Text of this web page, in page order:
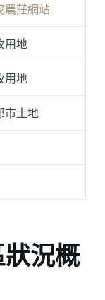
農莊網站
用地
用地
市土地
況概